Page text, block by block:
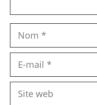
Nom
Site